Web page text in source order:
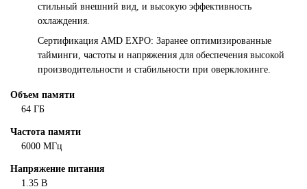
стильный внешний вид, и высокую эффективность
охлаждения.
Сертификация AMD EXPO: Заранее оптимизированные
тайминги, частоты и напряжения для обеспечения высокой
производительности и стабильности при оверклокинге.
Объем памяти
64 ГБ
Частота памяти
6000 МГц
Напряжение питания
1.35 В